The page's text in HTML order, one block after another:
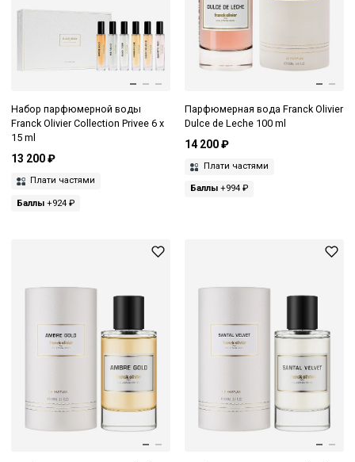
Набор парфюмерной воды
Franck Olivier Collection Privee 6 x
15 ml
13 200 ₽
Плати частями
Баллы +924 ₽
Парфюмерная вода Franck Olivier
Dulce de Leche 100 ml
14 200 ₽
Плати частями
Баллы+994 ₽